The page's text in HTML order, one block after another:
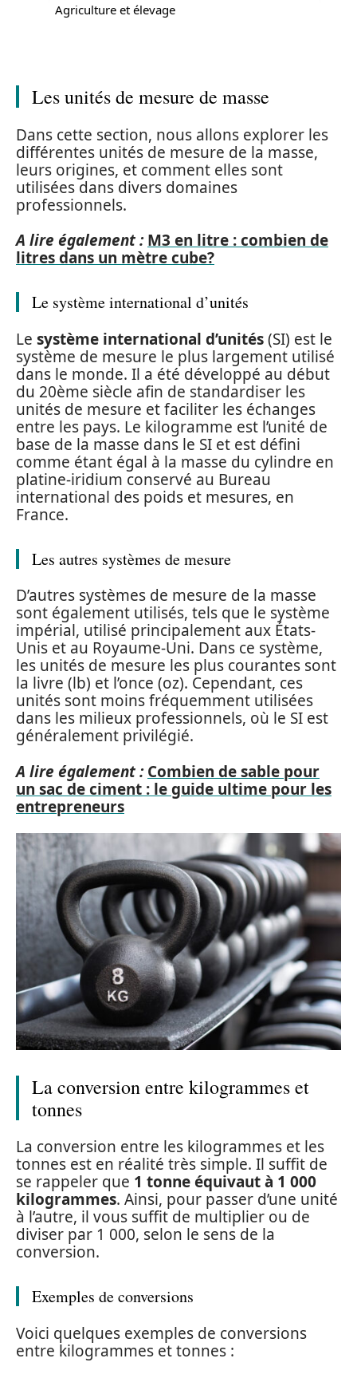
Agriculture et élevage
Les unités de mesure de masse
Dans cette section, nous allons explorer les
différentes unités de mesure de la masse,
leurs origines, et comment elles sont
utilisées dans divers domaines
professionnels.
A lire également : M3 en litre : combien de
litres dans un mètre cube?
Le système international d’unités
Le système international d’unités(SI) est le
système de mesure le plus largement utilisé
dans le monde. Il a été développé au début
du 20ème siècle afin de standardiser les
unités de mesure et faciliter les échanges
entre les pays. Le kilogramme est l’unité de
base de la masse dans le SI et est défini
comme étant égal à la masse du cylindre en
platine-iridium conservé au Bureau
international des poids et mesures, en
France.
Les autres systèmes de mesure
D’autres systèmes de mesure de la masse
sont également utilisés, tels que le système
impérial, utilisé principalement aux États-
Unis et au Royaume-Uni. Dans ce système,
les unités de mesure les plus courantes sont
la livre (lb) et l’once (oz). Cependant, ces
unités sont moins fréquemment utilisées
dans les milieux professionnels, où le SI est
généralement privilégié.
A lire également : Combien de sable pour
un sac de ciment : le guide ultime pour les
entrepreneurs
La conversion entre kilogrammes et
tonnes
La conversion entre les kilogrammes et les
tonnes est en réalité très simple. Il suffit de
se rappeler que 1 tonne équivaut à 1 000
kilogrammes. Ainsi, pour passer d’une unité
à l’autre, il vous suffit de multiplier ou de
diviser par 1 000, selon le sens de la
conversion.
Exemples de conversions
Voici quelques exemples de conversions
entre kilogrammes et tonnes :